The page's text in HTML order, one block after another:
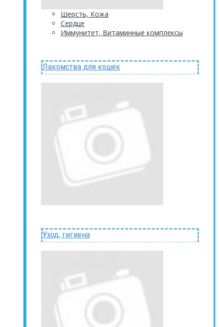
Шерсть, Кожа
Сердце
Иммунитет, Витаминные комплексы
Лакомства для кошек
Уход, гигиена